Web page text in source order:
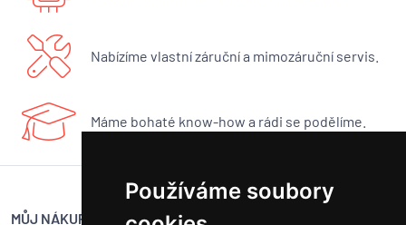
Používáme soubory
Nabízíme vlastní záruční a mimozáruční servis.
Máme bohaté know-how a rádi se podělíme.
MŮJ NÁKUP